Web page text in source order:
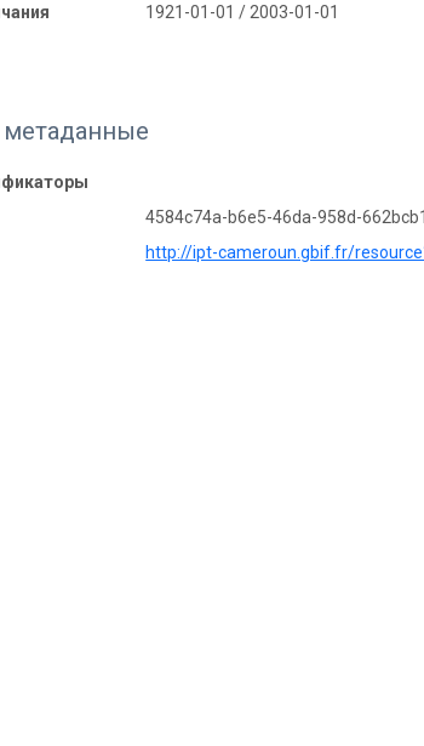
1921-01-01 / 2003-01-01
4584c74a-b6e5-46da-958d-
http://ipt-cameroun.gbif.fr/